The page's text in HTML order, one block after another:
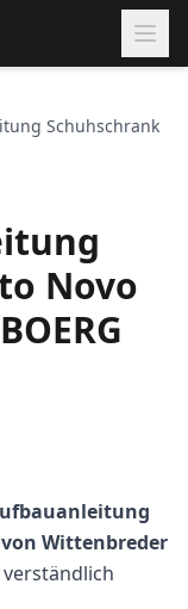
Schuhschrank
Novo
Wittenbreder